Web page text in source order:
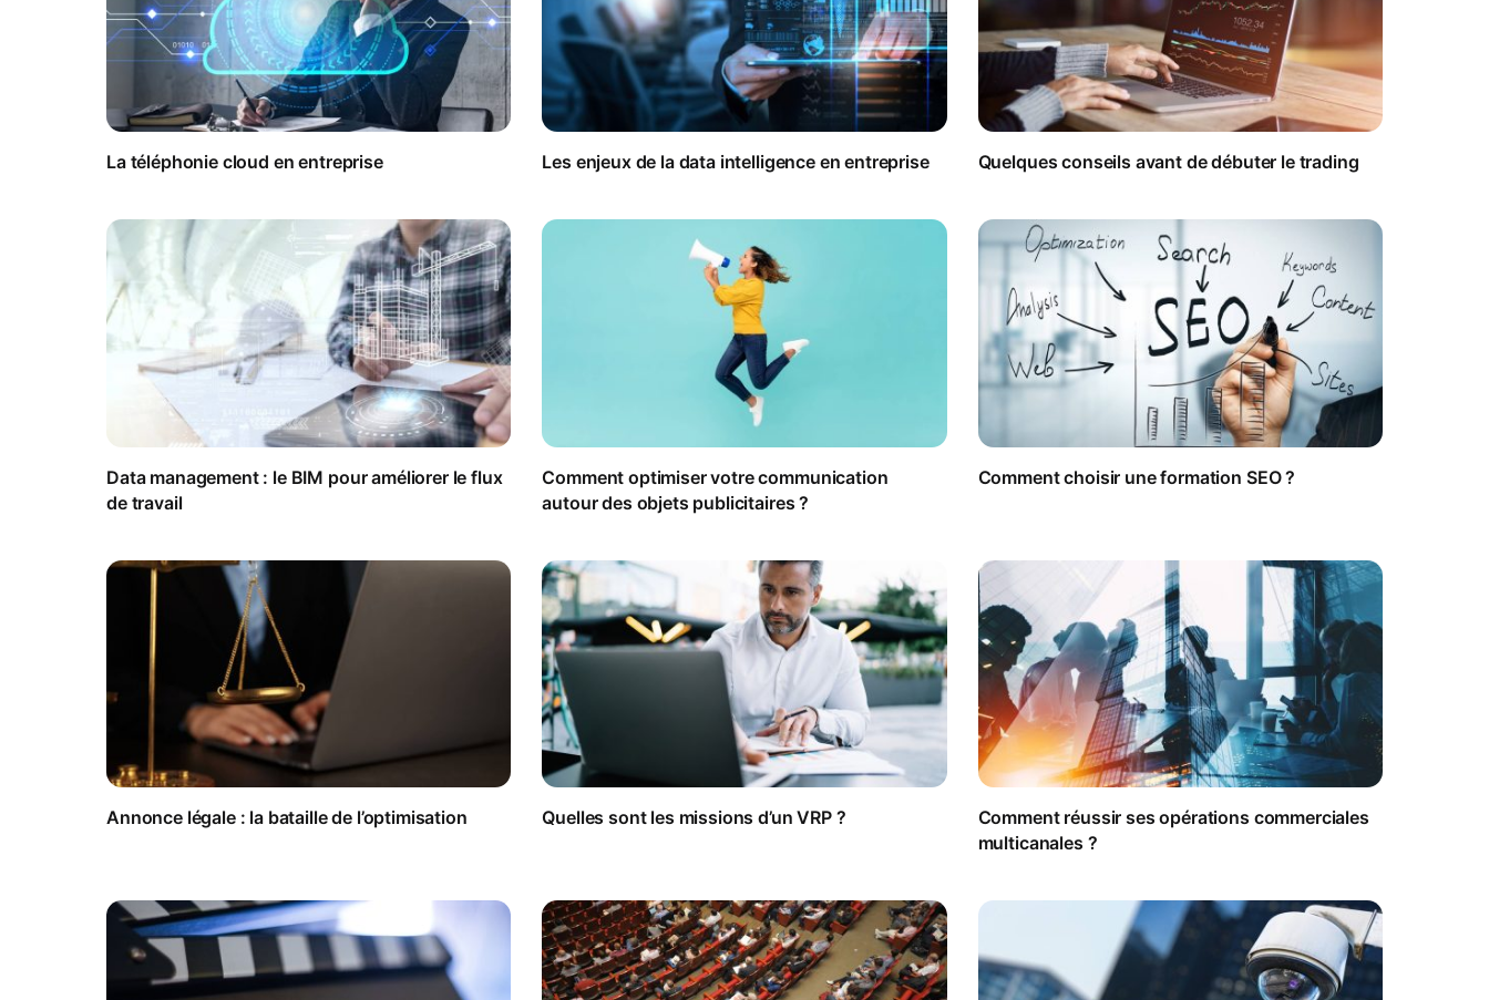
La téléphonie cloud en entreprise Les enjeux de la data intelligence en entreprise Quelques conseils avant de débuter le trading
Data management : le BIM pour améliorer le flux
de travail
Comment optimiser votre communication
autour des objets publicitaires ?
Comment choisir une formation SEO ?
Annonce légale : la bataille de l’optimisation Quelles sont les missions d’un VRP ?
Comment réussir ses opérations commerciales
multicanales ?